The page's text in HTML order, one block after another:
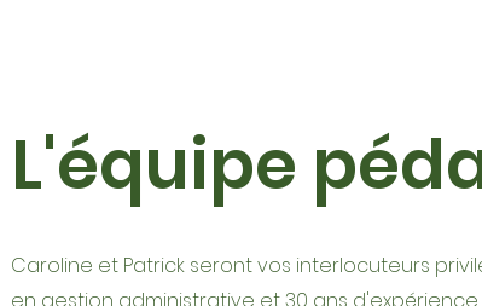
L'équipe
Caroline et Patrick seront vos interlocuteurs